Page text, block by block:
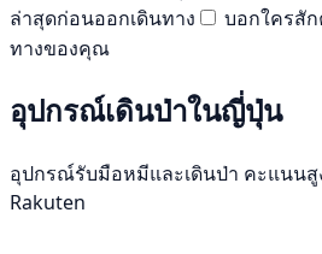
ล่าสุดก่อนออกเดินทาง
บอกใครสั
ทางของคุณ
อุปกรณ์เดินป่าในญี่ปุ่น
อุปกรณ์รับมือหมีและเดินป่า คะแนนสู
Rakuten